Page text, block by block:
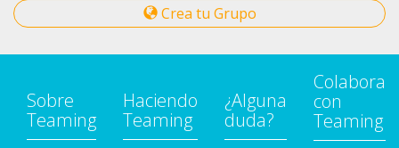
Crea tu Grupo
Sobre
Teaming
Haciendo
Teaming
¿Alguna
duda?
Colabora
con
Teaming